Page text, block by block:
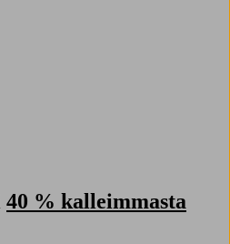
40 % kalleimmasta